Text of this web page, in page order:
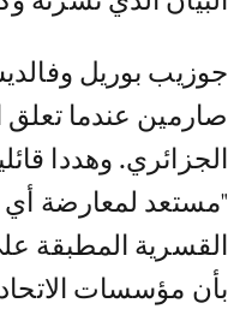
جوزيب بوريل
صارمين عندما تعلق
الجزائري. وهددا
"مستعد لمعارضة أي
القسرية المطبقة
بأن مؤسسات